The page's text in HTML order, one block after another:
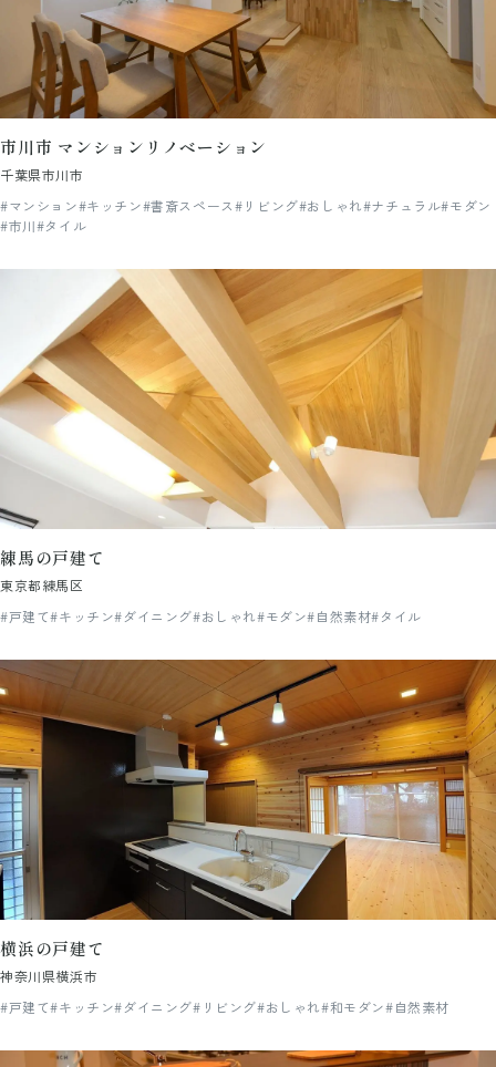
市川市 マンションリノベーション
千葉県市川市
#マンション#キッチン#書斎スペース#リビング#おしゃれ#ナチュラル#モダン
#市川#タイル
練馬の戸建て
東京都練馬区
#戸建て#キッチン#ダイニング#おしゃれ#モダン#自然素材#タイル
横浜の戸建て
神奈川県横浜市
#戸建て#キッチン#ダイニング#リビング#おしゃれ#和モダン#自然素材